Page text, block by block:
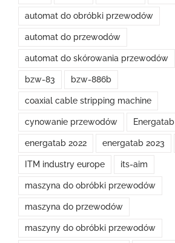
automat do obróbki przewodów
automat do przewodów
automat do skórowania przewodów
bzw-83 bzw-886b
coaxial cable stripping machine
cynowanie przewodów Energatab
energatab 2022 energatab 2023
ITM industry europe its-aim
maszyna do obróbki przewodów
maszyna do przewodów
maszyny do obróbki przewodów